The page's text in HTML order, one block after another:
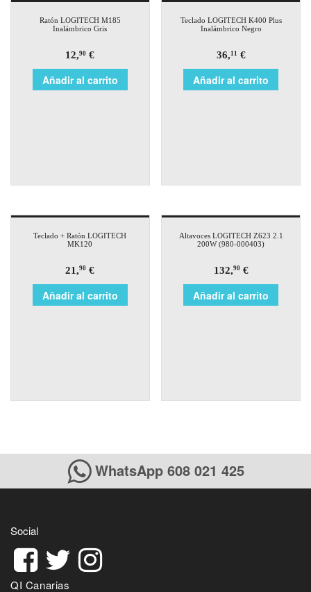
Ratón LOGITECH M185
Inalámbrico Gris
12,90 €
Añadir al carrito
Teclado LOGITECH K400 Plus
Inalámbrico Negro
36,11 €
Añadir al carrito
Teclado + Ratón LOGITECH
MK120
21,90 €
Añadir al carrito
Altavoces LOGITECH Z623 2.1
200W (980-000403)
132,90€
Añadir al carrito
WhatsApp 608 021 425
Social
QI Canarias